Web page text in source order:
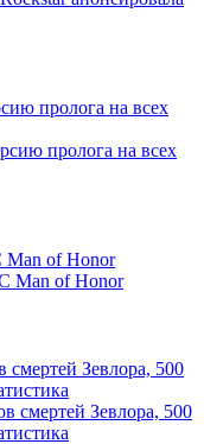
пролога на всех
пролога на всех
Man of Honor
Man of Honor
Зевлора, 500
смертей Зевлора, 500